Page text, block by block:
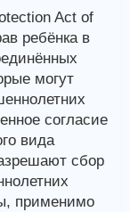
Act of
ребёнка в
могут
согласие
вида
сбор
применимо